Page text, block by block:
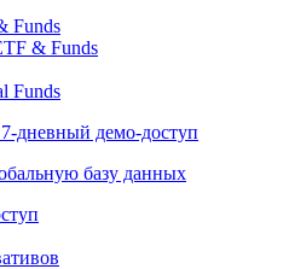
базу данных
& Funds
Funds
7-дневный
базу данных